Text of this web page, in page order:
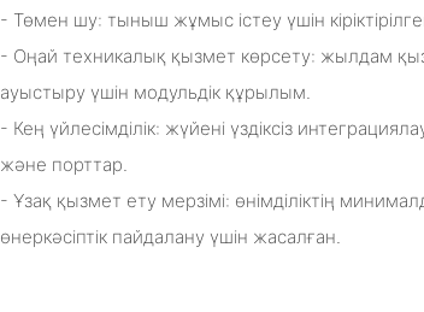
- Төмен шу: тыныш жұмыс істеу үшін
- Оңай техникалық қызмет көрсету: жылдам
ауыстыру үшін модульдік құрылым.
- Кең үйлесімділік: жүйені үздіксіз
және порттар.
- Ұзақ қызмет ету мерзімі: өнімділіктің
өнеркәсіптік пайдалану үшін жасалған.